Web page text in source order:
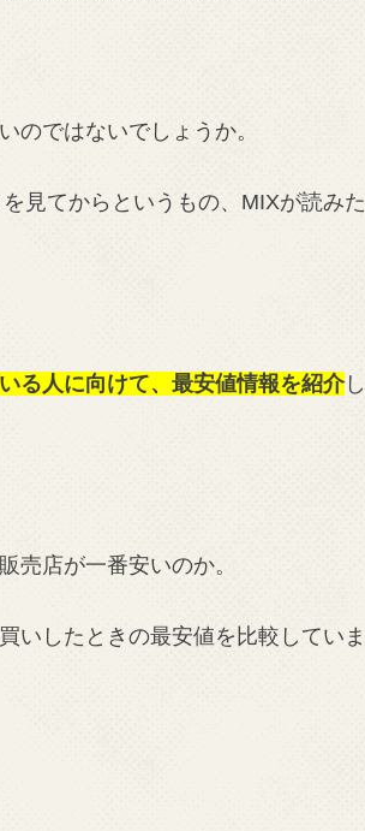
のではないでしょうか。
見てからというもの、MIXが読みた
る人に向けて、最安値情報を紹介し
売店が一番安いのか。
いしたときの最安値を比較していま